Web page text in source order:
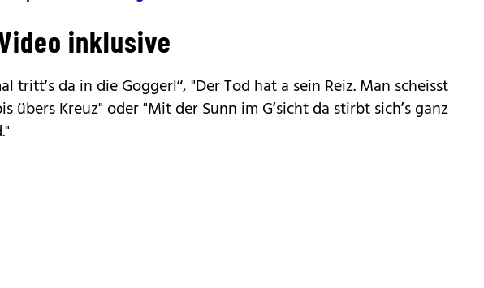
inklusive
tritt’s da in die Goggerl“, "Der Tod hat a sein Reiz. Man scheisst
übers Kreuz" oder "Mit der Sunn im G’sicht da stirbt sich’s ganz